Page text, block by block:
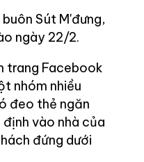
Sút M'đưng,
ngày 22/2.
trang Facebook
nhóm nhiều
đeo thẻ ngăn
vào nhà của
đứng dưới